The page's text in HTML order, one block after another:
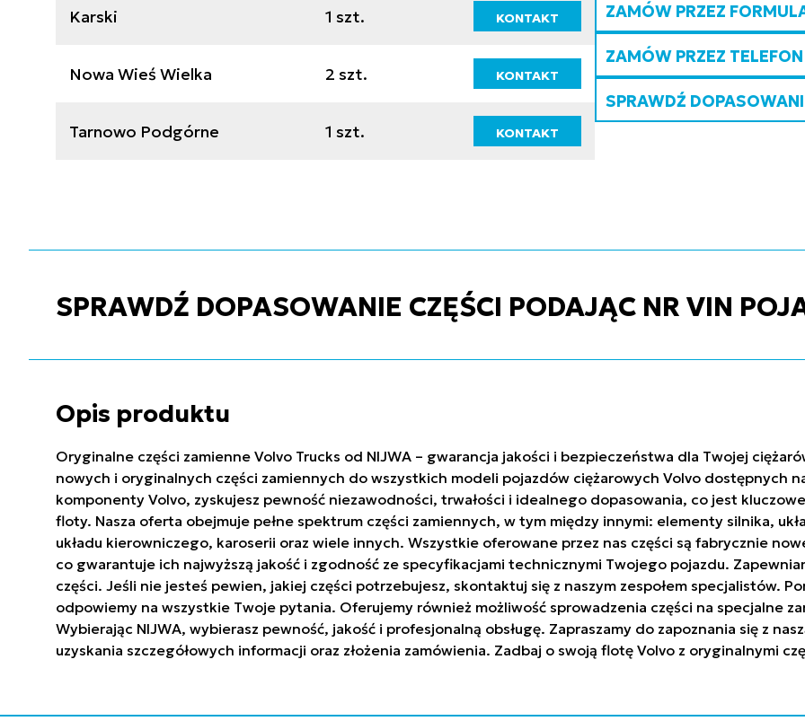
Karski 1 szt. KONTAKT
Nowa Wieś Wielka 2 szt. KONTAKT
Tarnowo Podgórne 1 szt. KONTAKT
ZAMÓW PRZEZ
ZAMÓW PRZEZ TELEFON
SPRAWDŹ
SPRAWDŹ DOPASOWANIE CZĘŚCI PODAJĄC NR VIN
Opis produktu
Oryginalne części zamienne Volvo Trucks od NIJWA – gwarancja jakości i bezpieczeństwa dla Twojej
nowych i oryginalnych części zamiennych do wszystkich modeli pojazdów ciężarowych Volvo dostępnych
komponenty Volvo, zyskujesz pewność niezawodności, trwałości i idealnego dopasowania, co jest
floty. Nasza oferta obejmuje pełne spektrum części zamiennych, w tym między innymi: elementy silnika,
układu kierowniczego, karoserii oraz wiele innych. Wszystkie oferowane przez nas części są fabrycznie
co gwarantuje ich najwyższą jakość i zgodność ze specyfikacjami technicznymi Twojego pojazdu.
części. Jeśli nie jesteś pewien, jakiej części potrzebujesz, skontaktuj się z naszym zespołem specjalistów.
odpowiemy na wszystkie Twoje pytania. Oferujemy również możliwość sprowadzenia części na specjalne
Wybierając NIJWA, wybierasz pewność, jakość i profesjonalną obsługę. Zapraszamy do zapoznania się z
uzyskania szczegółowych informacji oraz złożenia zamówienia. Zadbaj o swoją flotę Volvo z oryginalnymi